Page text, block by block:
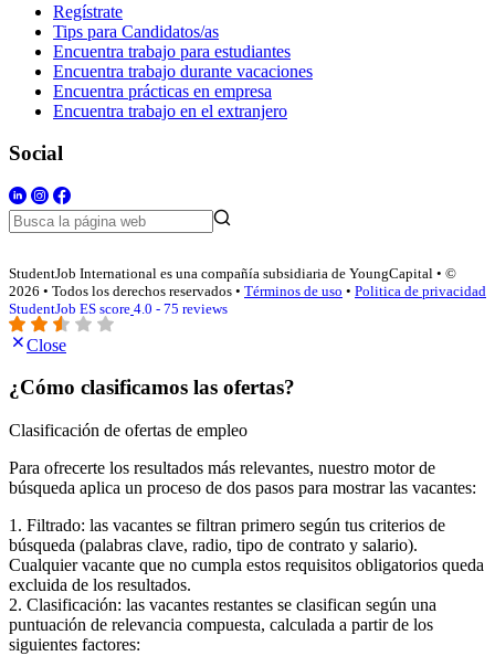
Regístrate
Tips para Candidatos/as
Encuentra trabajo para estudiantes
Encuentra trabajo durante vacaciones
Encuentra prácticas en empresa
Encuentra trabajo en el extranjero
Social
StudentJob International es una compañía subsidiaria de YoungCapital • ©
2026 • Todos los derechos reservados • Términos de uso • Politica de privacidad
StudentJob ES score 4.0 - 75 reviews
Close
¿Cómo clasificamos las ofertas?
Clasificación de ofertas de empleo
Para ofrecerte los resultados más relevantes, nuestro motor de
búsqueda aplica un proceso de dos pasos para mostrar las vacantes:
1. Filtrado: las vacantes se filtran primero según tus criterios de
búsqueda (palabras clave, radio, tipo de contrato y salario).
Cualquier vacante que no cumpla estos requisitos obligatorios queda
excluida de los resultados.
2. Clasificación: las vacantes restantes se clasifican según una
puntuación de relevancia compuesta, calculada a partir de los
siguientes factores: